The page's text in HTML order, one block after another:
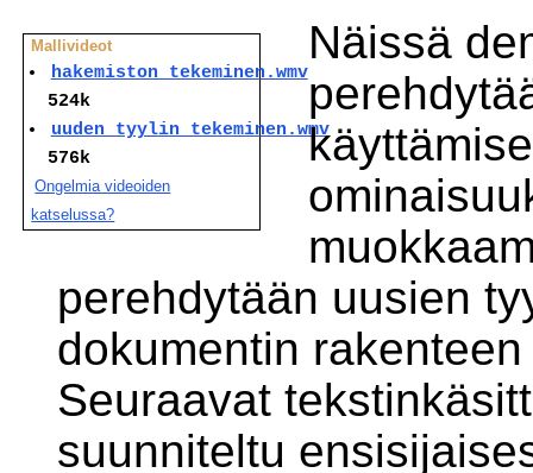
Mallivideot
hakemiston_tekeminen.wmv
524k
uuden_tyylin_tekeminen.wmv
576k
Ongelmia videoiden
katselussa?
Näissä
perehdytään uusien
dokumentin
Seuraavat
suunniteltu